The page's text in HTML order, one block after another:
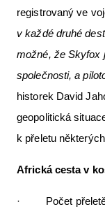
registrovaný ve
v každé druhé
možné, že Skyfox
společnosti, a
historek David
geopolitická
k přeletu
Africká cesta v
· Počet